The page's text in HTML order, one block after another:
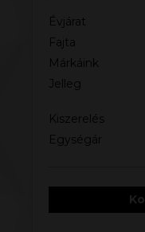
Évjárat
Fajta
Márkáink
Jelleg
Kiszerelés
Egységár